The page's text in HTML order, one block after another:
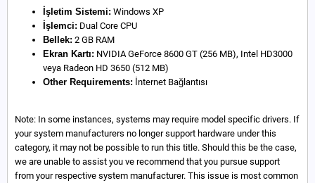
İşletim Sistemi: Windows XP
İşlemci: Dual Core CPU
Bellek: 2 GB RAM
Ekran Kartı: NVIDIA GeForce 8600 GT (256 MB), Intel HD3000
veya Radeon HD 3650 (512 MB)
Other Requirements: İnternet Bağlantısı
Note: In some instances, systems may require model specific drivers. If
your system manufacturers no longer support hardware under this
category, it may not be possible to run this title. Should this be the case,
we are unable to assist you ve recommend that you pursue support
from your respective system manufacturer. This issue is most common